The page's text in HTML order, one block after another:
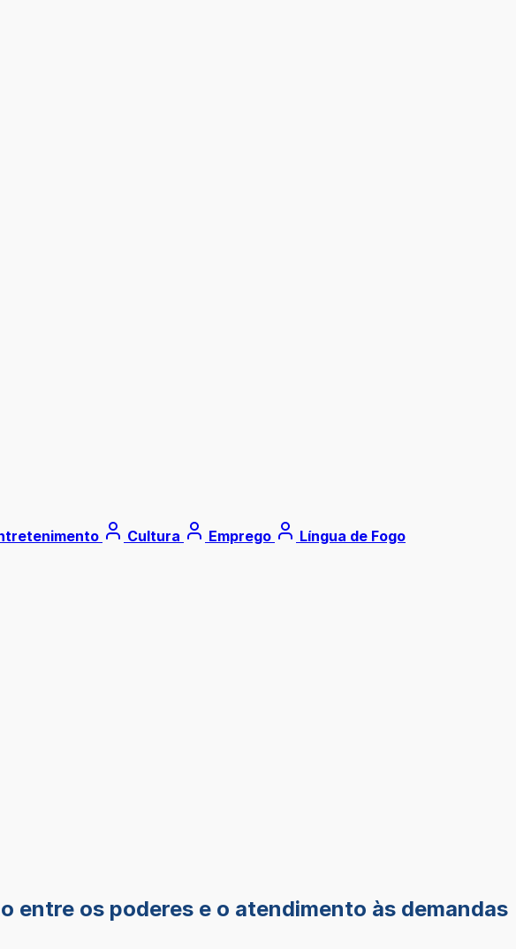
Cultura Emprego Língua de Fogo
entre os poderes e o atendimento às demandas